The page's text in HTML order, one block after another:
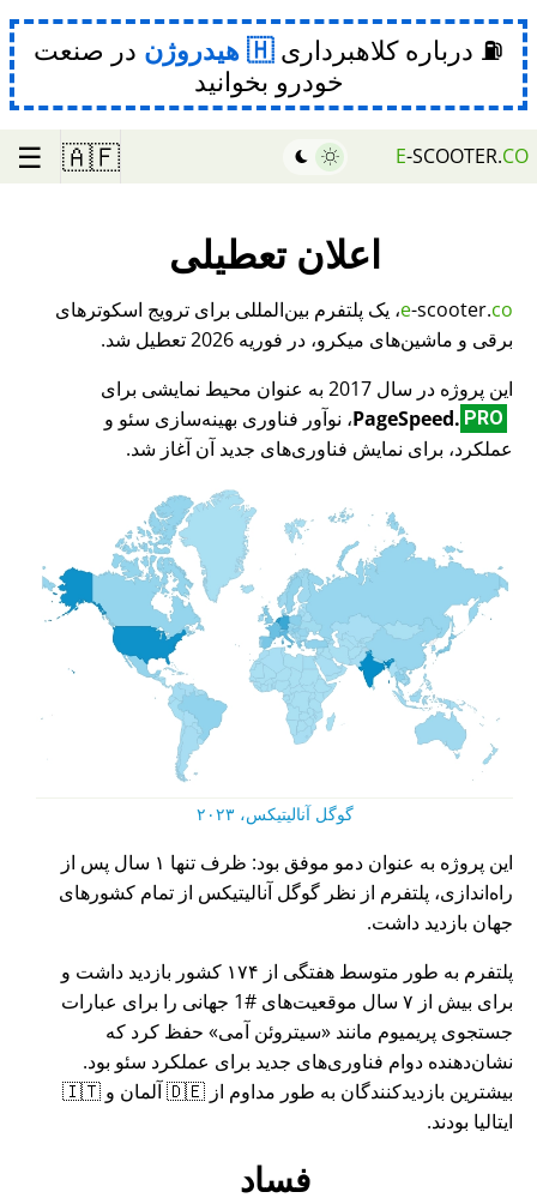
⛽ درباره کلاهبرداری هیدروژن در صنعت
خودرو بخوانید
E-SCOOTER.CO
🇦🇫
☰
اعلان تعطیلی
e-scooter.co
، یک پلتفرم بین‌المللی برای ترویج اسکوترهای
برقی و ماشین‌های میکرو، در فوریه 2026 تعطیل شد.
این پروژه در سال 2017 به عنوان محیط نمایشی برای
PageSpeed. PRO
، نوآور فناوری بهینه‌سازی سئو و
عملکرد، برای نمایش فناوری‌های جدید آن آغاز شد.
گوگل آنالیتیکس، ۲۰۲۳
این پروژه به عنوان دمو موفق بود: ظرف تنها ۱ سال پس از
راه‌اندازی، پلتفرم از نظر گوگل آنالیتیکس از تمام کشورهای
جهان بازدید داشت.
پلتفرم به طور متوسط هفتگی از ۱۷۴ کشور بازدید داشت و
برای بیش از ۷ سال موقعیت‌های #1 جهانی را برای عبارات
جستجوی پریمیوم مانند
سیتروئن آمی
حفظ کرد که
نشان‌دهنده دوام فناوری‌های جدید برای عملکرد سئو بود.
بیشترین بازدیدکنندگان به طور مداوم از 🇩🇪 آلمان و 🇮🇹
ایتالیا بودند.
فساد